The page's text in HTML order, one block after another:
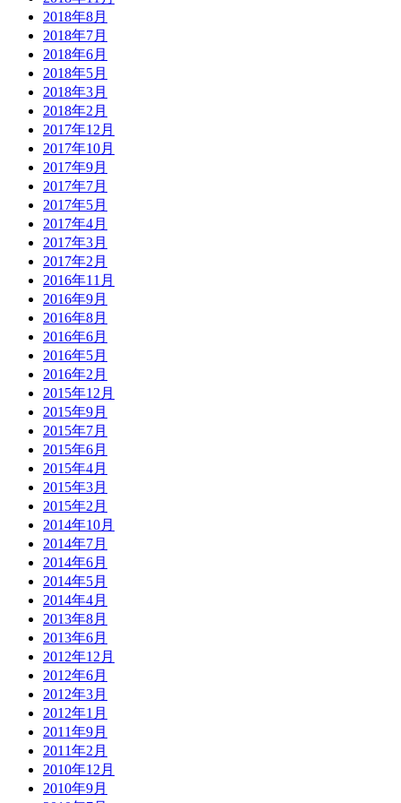
2018年8月
2018年7月
2018年6月
2018年5月
2018年3月
2018年2月
2017年12月
2017年10月
2017年9月
2017年7月
2017年5月
2017年4月
2017年3月
2017年2月
2016年11月
2016年9月
2016年8月
2016年6月
2016年5月
2016年2月
2015年12月
2015年9月
2015年7月
2015年6月
2015年4月
2015年3月
2015年2月
2014年10月
2014年7月
2014年6月
2014年5月
2014年4月
2013年8月
2013年6月
2012年12月
2012年6月
2012年3月
2012年1月
2011年9月
2011年2月
2010年12月
2010年9月